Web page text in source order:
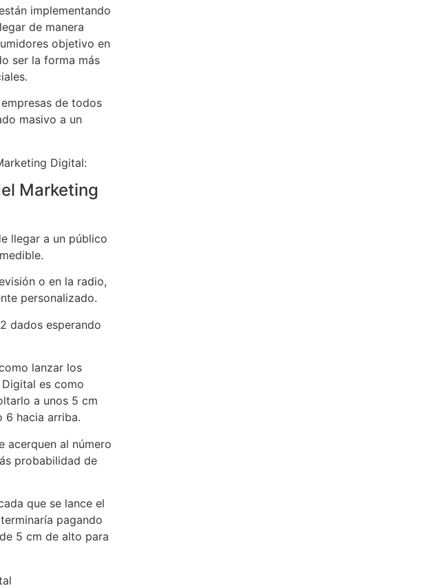
implementando
de manera
objetivo en
ser la forma más
de todos
masivo a un
Digital:
Marketing
llegar a un público
o en la radio,
personalizado.
dados esperando
lanzar los
es como
a unos 5 cm
6 hacia arriba.
acerquen al número
probabilidad de
que se lance el
pagando
5 cm de alto para